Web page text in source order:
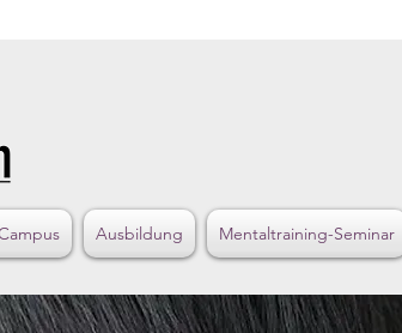
Ausbildung Mentaltraining-Seminar